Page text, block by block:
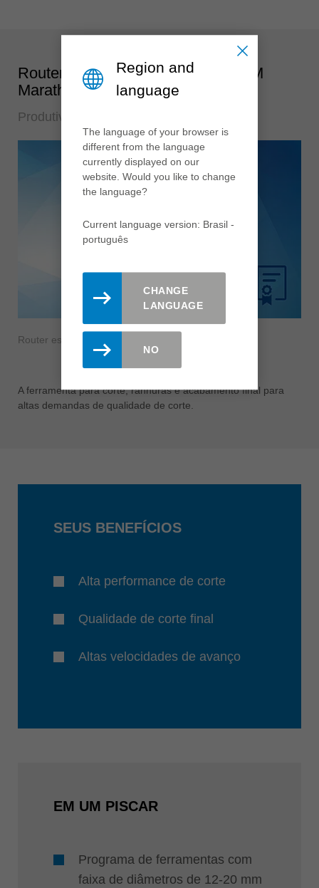
Router espiral de acabamento VHM
Marathon
Produtividade e Qualidade
Router espiral de acabamento VHM Marathon
A ferramenta para corte, ranhuras e acabamento final para
altas demandas de qualidade de corte.
SEUS BENEFÍCIOS
Alta performance de corte
Qualidade de corte final
Altas velocidades de avanço
EM UM PISCAR
Programa de ferramentas com
faixa de diâmetros de 12-20 mm
Region and
language
The language of your browser is
different from the language
currently displayed on our
website. Would you like to change
the language?
Current language version: Brasil -
português
CHANGE
LANGUAGE
NO